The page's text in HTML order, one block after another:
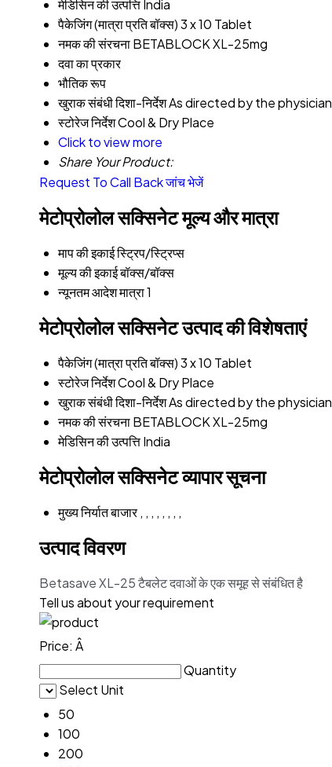
मेडिसिन की उत्पत्तिIndia
पैकेजिंग (मात्रा प्रति बॉक्स)3 x 10 Tablet
नमक की संरचनाBETABLOCK XL-25mg
दवा का प्रकार
भौतिक रूप
खुराक संबंधी दिशा-निर्देशAs directed by the physician
स्टोरेज निर्देशCool & Dry Place
Click to view more
Share Your Product:
Request To Call Backजांच भेजें
मेटोप्रोलोल सक्सिनेट मूल्य और मात्रा
माप की इकाईस्ट्रिप/स्ट्रिप्स
मूल्य की इकाईबॉक्स/बॉक्स
न्यूनतम आदेश मात्रा1
मेटोप्रोलोल सक्सिनेट उत्पाद की विशेषताएं
पैकेजिंग (मात्रा प्रति बॉक्स)3 x 10 Tablet
स्टोरेज निर्देशCool & Dry Place
खुराक संबंधी दिशा-निर्देशAs directed by the physician
नमक की संरचनाBETABLOCK XL-25mg
मेडिसिन की उत्पत्तिIndia
मेटोप्रोलोल सक्सिनेट व्यापार सूचना
मुख्य निर्यात बाजार , , , , , , , ,
उत्पाद विवरण
Betasave XL-25 टैबलेट दवाओं के एक समूह से संबंधित है
Tell us about your requirement
Price: Â
Quantity
Select Unit
50
100
200